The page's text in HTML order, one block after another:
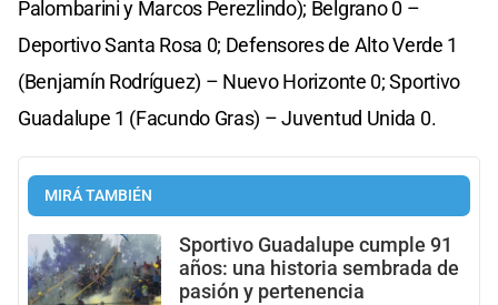
Palombarini y Marcos Perezlindo); Belgrano 0 –
Deportivo Santa Rosa 0; Defensores de Alto Verde 1
(Benjamín Rodríguez) – Nuevo Horizonte 0; Sportivo
Guadalupe 1 (Facundo Gras) – Juventud Unida 0.
MIRÁ TAMBIÉN
Sportivo Guadalupe cumple 91
años: una historia sembrada de
pasión y pertenencia